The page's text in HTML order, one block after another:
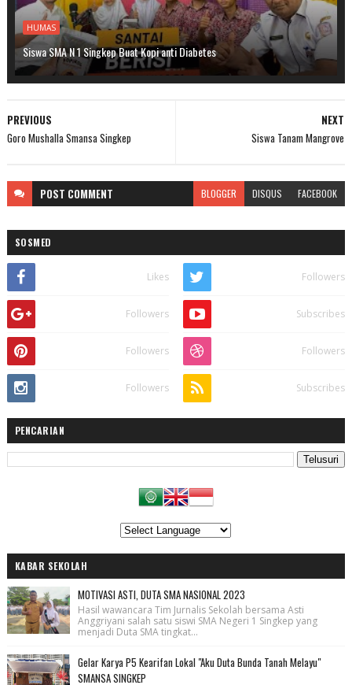
HUMAS
Siswa SMA N 1 Singkep Buat Kopi anti Diabetes
NEXT
Siswa Tanam Mangrove
PREVIOUS
Goro Mushalla Smansa Singkep
POST COMMENT BLOGGER DISQUS FACEBOOK
SOSMED
Likes Followers
Followers Subscribes
Followers Followers
Followers Subscribes
PENCARIAN
KABAR SEKOLAH
MOTIVASI ASTI, DUTA SMA NASIONAL 2023
Hasil wawancara Tim Jurnalis Sekolah bersama Asti
Anggriyani salah satu siswi SMA Negeri 1 Singkep yang
menjadi Duta SMA tingkat...
Gelar Karya P5 Kearifan Lokal "Aku Duta Bunda Tanah Melayu"
SMANSA SINGKEP